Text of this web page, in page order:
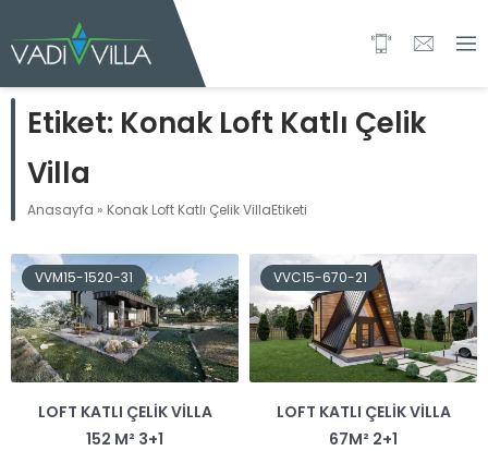
Etiket: Konak Loft Katlı Çelik
Villa
Anasayfa » Konak Loft Katlı Çelik VillaEtiketi
VVM15-1520-31
LOFT KATLI ÇELIK VILLA
152 M² 3+1
VVC15-670-21
LOFT KATLI ÇELIK VILLA
67M² 2+1